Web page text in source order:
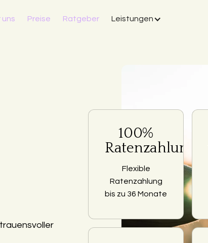
uns Preise Ratgeber Leistungen
100%
Ratenzahlung
Flexible
Ratenzahlung
bis zu 36 Monate